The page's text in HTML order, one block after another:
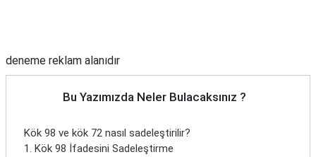
deneme reklam alanıdır
Bu Yazımızda Neler Bulacaksınız ?
Kök 98 ve kök 72 nasıl sadeleştirilir?
1. Kök 98 İfadesini Sadeleştirme